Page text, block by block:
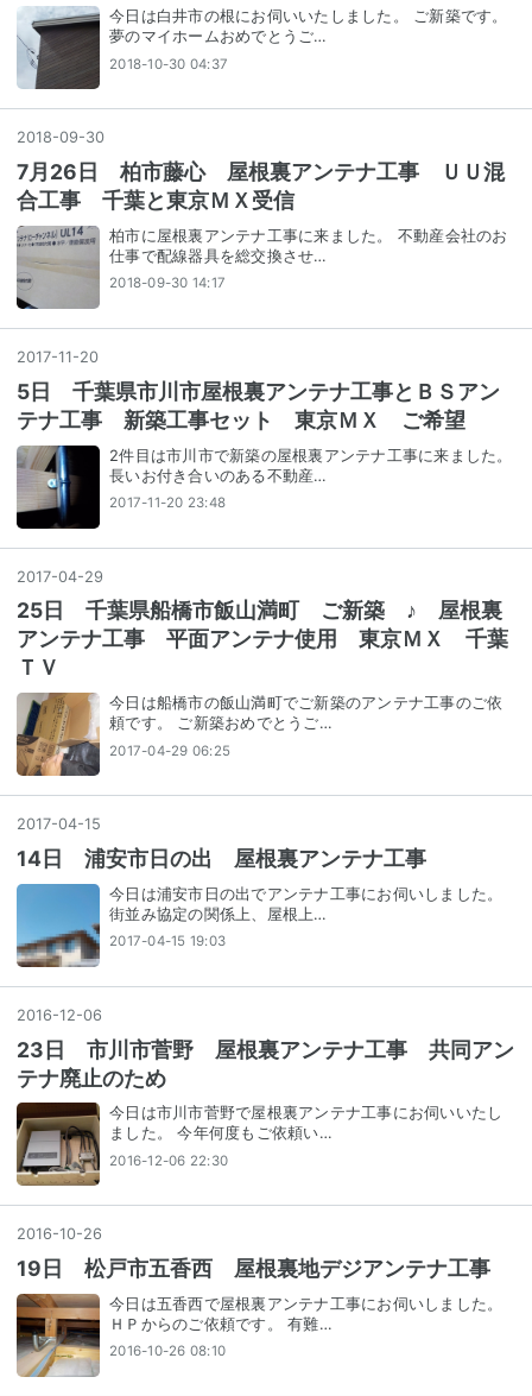
今日は白井市の根にお伺いいたしました。 ご新築です。
夢のマイホームおめでとうご…
2018-10-30 04:37
2018-09-30
7月26日 柏市藤心 屋根裏アンテナ工事 ＵＵ混
合工事 千葉と東京ＭＸ受信
柏市に屋根裏アンテナ工事に来ました。 不動産会社のお
仕事で配線器具を総交換させ…
2018-09-30 14:17
2017-11 -20
5日 千葉県市川市屋根裏アンテナ工事とＢＳアン
テナ工事 新築工事セット 東京ＭＸ ご希望
2件目は市川市で新築の屋根裏アンテナ工事に来ました。
長いお付き合いのある不動産…
2017-11-20 23:48
2017-04-29
25日 千葉県船橋市飯山満町 ご新築 ♪ 屋根裏
アンテナ工事 平面アンテナ使用 東京ＭＸ 千葉
ＴＶ
今日は船橋市の飯山満町でご新築のアンテナ工事のご依
頼です。 ご新築おめでとうご…
2017-04-29 06:25
2017-04-15
14日 浦安市日の出 屋根裏アンテナ工事
今日は浦安市日の出でアンテナ工事にお伺いしました。
街並み協定の関係上、屋根上…
2017-04-15 19:03
2016-12-06
23日 市川市菅野 屋根裏アンテナ工事 共同アン
テナ廃止のため
今日は市川市菅野で屋根裏アンテナ工事にお伺いいたし
ました。 今年何度もご依頼い…
2016-12-06 22:30
2016-10-26
19日 松戸市五香西 屋根裏地デジアンテナ工事
今日は五香西で屋根裏アンテナ工事にお伺いしました。
ＨＰからのご依頼です。 有難…
2016-10-26 08:10